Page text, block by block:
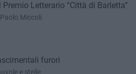
Letterario “Città di Barletta”
Miccoli
furori
e stelle